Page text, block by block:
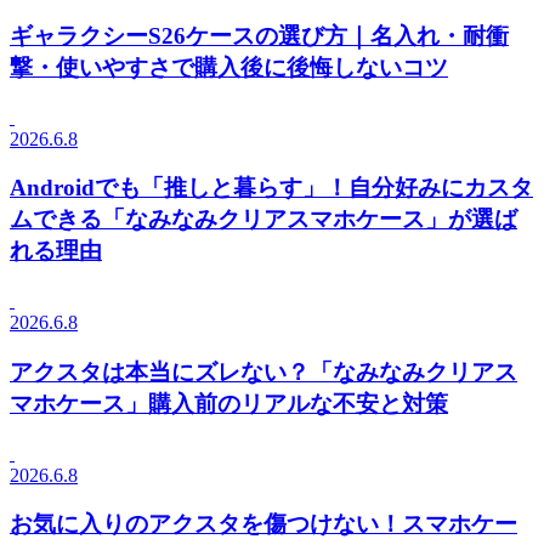
ギャラクシーS26ケースの選び方｜名入れ・耐衝
撃・使いやすさで購入後に後悔しないコツ
2026.6.8
Androidでも「推しと暮らす」！自分好みにカスタ
ムできる「なみなみクリアスマホケース」が選ば
れる理由
2026.6.8
アクスタは本当にズレない？「なみなみクリアス
マホケース」購入前のリアルな不安と対策
2026.6.8
お気に入りのアクスタを傷つけない！スマホケー